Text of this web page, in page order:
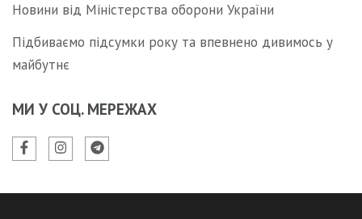
Новини від Міністерства оборони України
Підбиваємо підсумки року та впевнено дивимось у
майбутнє
МИ У СОЦ. МЕРЕЖАХ